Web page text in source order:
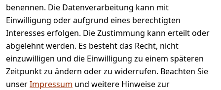
benennen. Die Datenverarbeitung kann mit
Einwilligung oder aufgrund eines berechtigten
Interesses erfolgen. Die Zustimmung kann erteilt oder
abgelehnt werden. Es besteht das Recht, nicht
einzuwilligen und die Einwilligung zu einem späteren
Zeitpunkt zu ändern oder zu widerrufen. Beachten Sie
unserImpressum und weitere Hinweise zur
Datenschutze
rklärung
Barrierefreihe
itserklärung
Widerrufsrec
ht
Retourenpo
rtal